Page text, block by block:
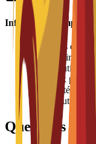
Informations
•Les frais de
universitaire
•L'attribution
Les prix
l'université
Une caution
Questions